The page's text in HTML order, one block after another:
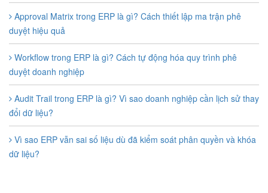
Approval Matrix trong ERP là gì? Cách thiết lập ma trận phê
duyệt hiệu quả
Workflow trong ERP là gì? Cách tự động hóa quy trình phê
duyệt doanh nghiệp
Audit Trail trong ERP là gì? Vì sao doanh nghiệp cần lịch sử thay
đổi dữ liệu?
Vì sao ERP vẫn sai số liệu dù đã kiểm soát phân quyền và khóa
dữ liệu?